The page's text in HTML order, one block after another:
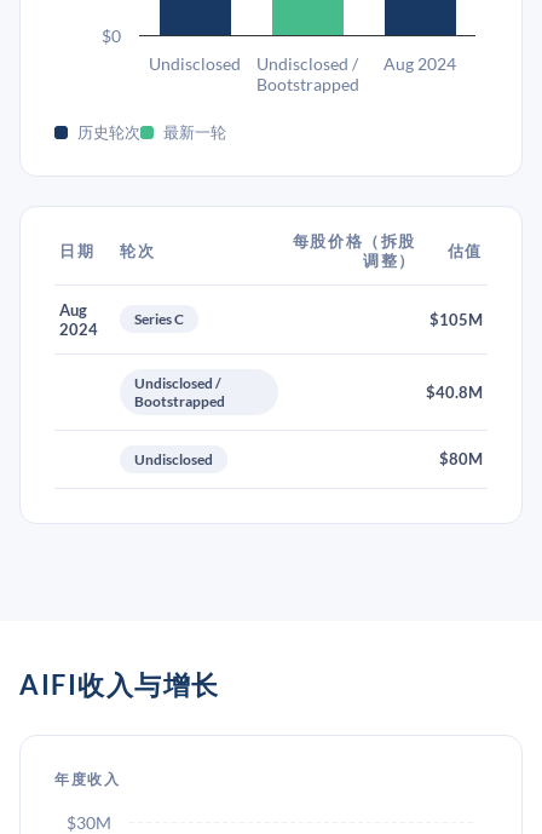
Undisclosed
Undisclosed /
Bootstrapped
Aug 2024
$0
历史轮次 最新一轮
日期 轮次
每股价格（拆股
调整）
估值
Aug
2024
Series C $105M
Undisclosed /
Bootstrapped
$40.8M
Undisclosed $80M
AIFI收入与增长
年度收入
$30M